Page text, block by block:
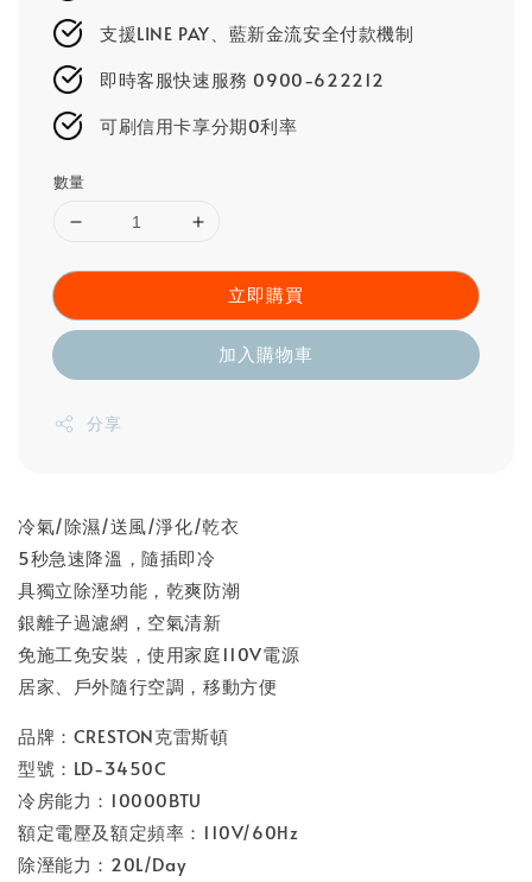
支援LINE PAY、藍新金流安全付款機制
即時客服快速服務 0900-622212
可刷信用卡享分期0利率
數量
立即購買
加入購物車
分享
冷氣/除濕/送風/淨化/乾衣
5秒急速降溫，隨插即冷
具獨立除溼功能，乾爽防潮
銀離子過濾網，空氣清新
免施工免安裝，使用家庭110V電源
居家、戶外隨行空調，移動方便
品牌：CRESTON克雷斯頓
型號：LD-3450C
冷房能力：10000BTU
額定電壓及額定頻率：110V/60Hz
除溼能力：20L/Day